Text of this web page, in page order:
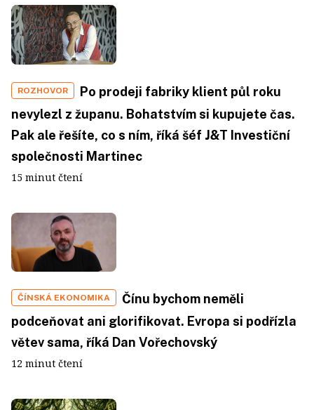
ROZHOVOR
Po prodeji fabriky klient půl roku
nevylezl z županu. Bohatstvím si kupujete čas.
Pak ale řešíte, co s ním, říká šéf J&T Investiční
společnosti Martinec
15 minut čtení
ČÍNSKÁ EKONOMIKA
Čínu bychom neměli
podceňovat ani glorifikovat. Evropa si podřízla
větev sama, říká Dan Vořechovský
12 minut čtení